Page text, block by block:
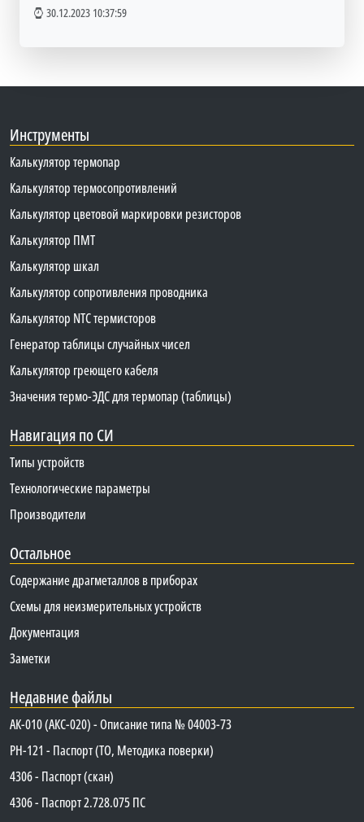
30.12.2023 10:37:59
Инструменты
Калькулятор термопар
Калькулятор термосопротивлений
Калькулятор цветовой маркировки резисторов
Калькулятор ПМТ
Калькулятор шкал
Калькулятор сопротивления проводника
Калькулятор NTC термисторов
Генератор таблицы случайных чисел
Калькулятор греющего кабеля
Значения термо-ЭДС для термопар (таблицы)
Навигация по СИ
Типы устройств
Технологические параметры
Производители
Остальное
Содержание драгметаллов в приборах
Схемы для неизмерительных устройств
Документация
Заметки
Недавние файлы
АК-010 (АКС-020) - Описание типа № 04003-73
PH-121 - Паспорт (ТО, Методика поверки)
4306 - Паспорт (скан)
4306 - Паспорт 2.728.075 ПС